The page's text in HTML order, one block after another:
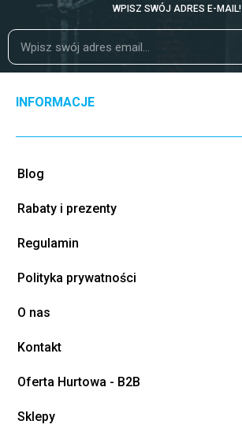
WPISZ SWÓJ ADRES E-MAIL!
INFORMACJE
Blog
Rabaty i prezenty
Regulamin
Polityka prywatności
O nas
Kontakt
Oferta Hurtowa - B2B
Sklepy